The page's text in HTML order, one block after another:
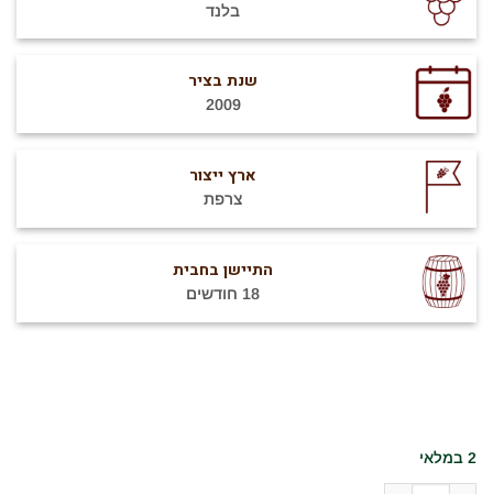
בלנד
שנת בציר
2009
ארץ ייצור
צרפת
התיישן בחבית
18 חודשים